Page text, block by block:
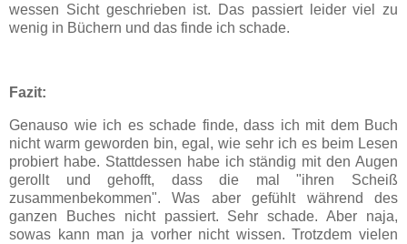
wessen Sicht geschrieben ist. Das passiert leider viel zu
wenig in Büchern und das finde ich schade.
Fazit:
Genauso wie ich es schade finde, dass ich mit dem Buch
nicht warm geworden bin, egal, wie sehr ich es beim Lesen
probiert habe. Stattdessen habe ich ständig mit den Augen
gerollt und gehofft, dass die mal "ihren Scheiß
zusammenbekommen". Was aber gefühlt während des
ganzen Buches nicht passiert. Sehr schade. Aber naja,
sowas kann man ja vorher nicht wissen. Trotzdem vielen